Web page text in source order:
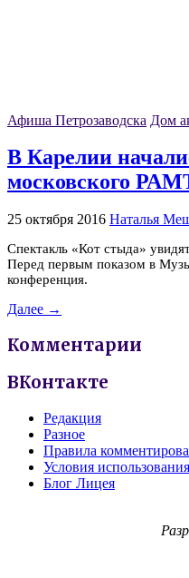
Афиша Петрозаводска Дом
В Карелии
московского
25 октября 2016 Наталья
Спектакль «Кот стыда»
Перед первым показом в
конференция.
Далее →
Комментарии
ВКонтакте
Редакция
Разное
Правила
Условия
Блог Лицея